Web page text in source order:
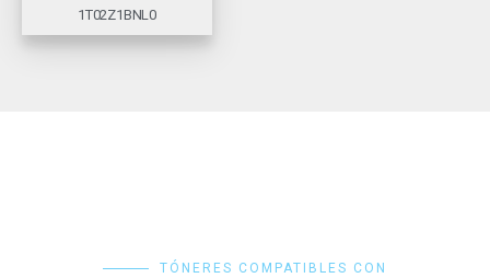
1T02Z1BNL0
TÓNERES COMPATIBLES CON